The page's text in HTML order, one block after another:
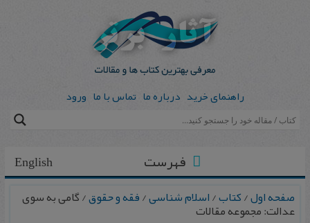
راهنمای خرید درباره ما تماس با ما ورود
English فهرست
صفحه اول/کتاب/اسلام شناسی/فقه و حقوق/ گامی به سوی
عدالت: مجموعه مقالات